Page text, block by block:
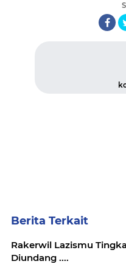
Berita Terkait
Rakerwil Lazismu
Diundang ....